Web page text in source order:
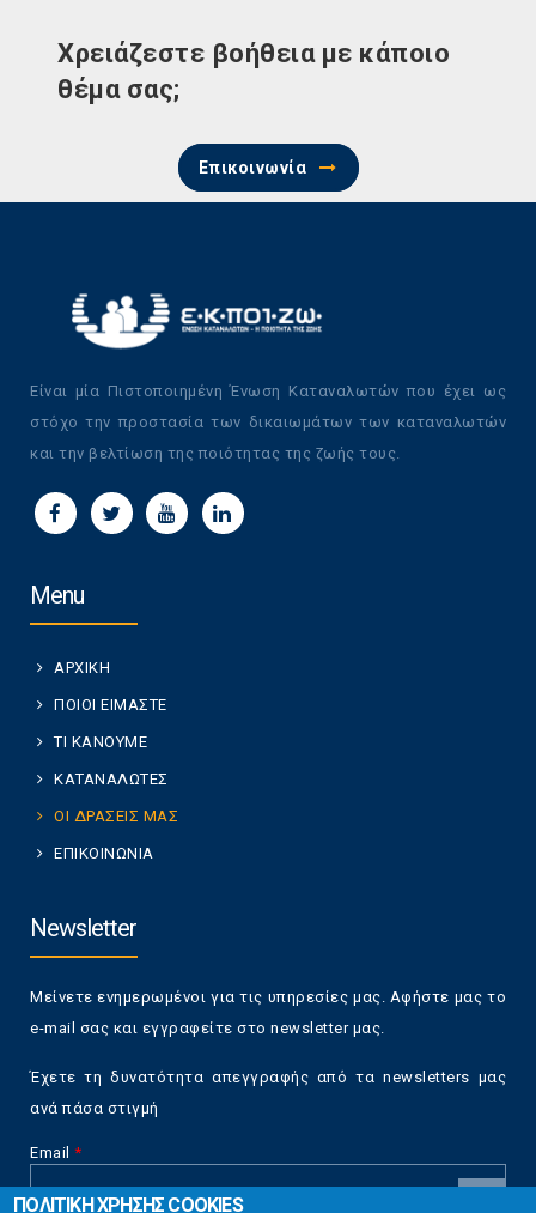
Χρειάζεστε βοήθεια με κάποιο
θέμα σας;
Επικοινωνία
Είναι μία Πιστοποιημένη Ένωση Καταναλωτών που έχει ως
στόχο την προστασία των δικαιωμάτων των καταναλωτών
και την βελτίωση της ποιότητας της ζωής τους.
Menu
ΑΡΧΙΚΗ
ΠΟΙΟΙ ΕΙΜΑΣΤΕ
ΤΙ ΚΑΝΟΥΜΕ
ΚΑΤΑΝΑΛΩΤΕΣ
ΟΙ ΔΡΑΣΕΙΣ ΜΑΣ
ΕΠΙΚΟΙΝΩΝΙΑ
Newsletter
Μείνετε ενημερωμένοι για τις υπηρεσίες μας. Αφήστε μας το
e-mail σας και εγγραφείτε στο newsletter μας.
Έχετε τη δυνατότητα απεγγραφής από τα newsletters μας
ανά πάσα στιγμή
Email *
ΠΟΛΙΤΙΚΗ ΧΡΗΣΗΣ COOKIES